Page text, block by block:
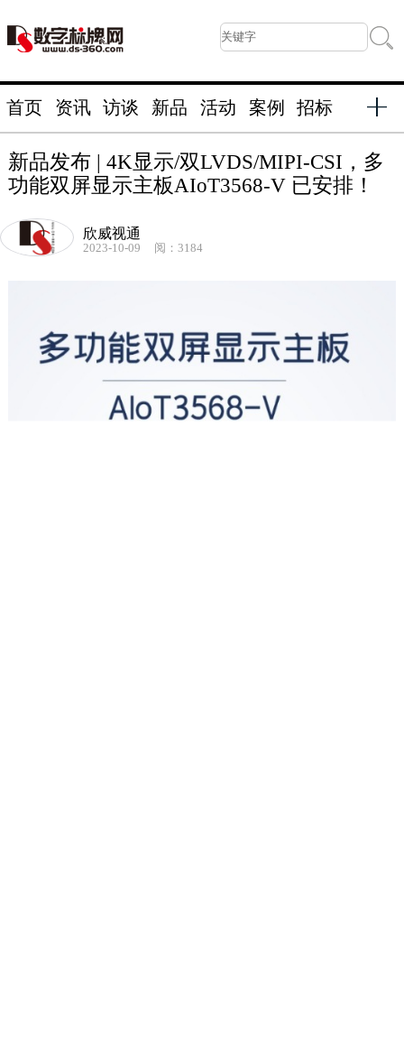
首页 资讯 访谈 新品 活动 案例 招标
新品发布 | 4K显示/双LVDS/MIPI-CSI，多
功能双屏显示主板AIoT3568-V 已安排！
欣威视通
2023-10-09 阅：3184